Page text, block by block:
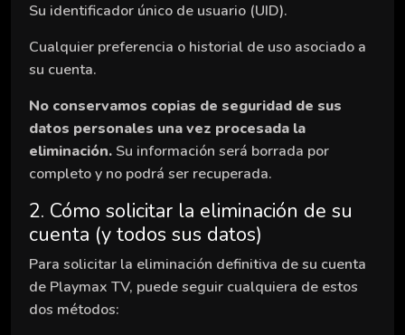
Su identificador único de usuario (UID).
Cualquier preferencia o historial de uso asociado a
su cuenta.
No conservamos copias de seguridad de sus
datos personales una vez procesada la
eliminación. Su información será borrada por
completo y no podrá ser recuperada.
2. Cómo solicitar la eliminación de su
cuenta (y todos sus datos)
Para solicitar la eliminación definitiva de su cuenta
de Playmax TV, puede seguir cualquiera de estos
dos métodos: